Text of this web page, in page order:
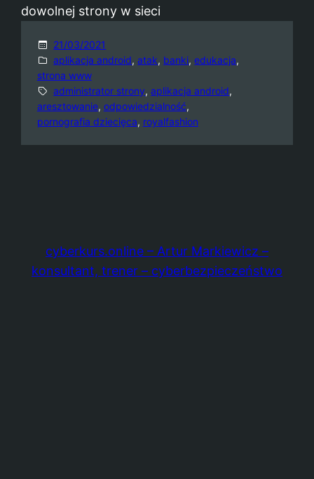
dowolnej strony w sieci
21/03/2021
aplikacja android, atak, banki, edukacja,
strona www
administrator strony, aplikacja android,
aresztowanie, odpowiedzialność,
pornografia dziecięca, royalfashion
cyberkurs.online – Artur Markiewicz –
konsultant, trener – cyberbezpieczeństwo